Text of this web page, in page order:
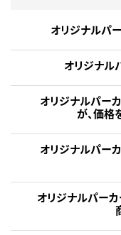
オリジナルパ
オリジナル
オリジナルパー
が、価格
オリジナルパー
オリジナルパーカ